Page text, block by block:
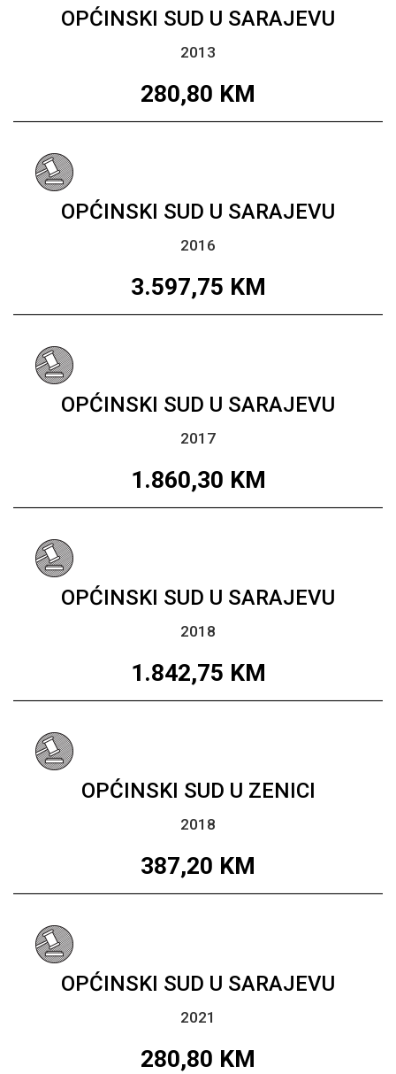
OPĆINSKI SUD U SARAJEVU
2013
280,80 KM
OPĆINSKI SUD U SARAJEVU
2016
3.597,75 KM
OPĆINSKI SUD U SARAJEVU
2017
1.860,30 KM
OPĆINSKI SUD U SARAJEVU
2018
1.842,75 KM
OPĆINSKI SUD U ZENICI
2018
387,20 KM
OPĆINSKI SUD U SARAJEVU
2021
280,80 KM